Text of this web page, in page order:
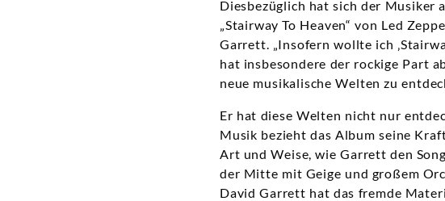
Diesbezüglich hat sich der Musiker
„Stairway To Heaven“ von Led
Garrett. „Insofern wollte ich
hat insbesondere der rockige Part
neue musikalische Welten zu
Er hat diese Welten nicht nur
Musik bezieht das Album seine
Art und Weise, wie Garrett den
der Mitte mit Geige und großem
David Garrett hat das fremde